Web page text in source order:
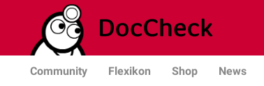
Community Flexikon Shop News